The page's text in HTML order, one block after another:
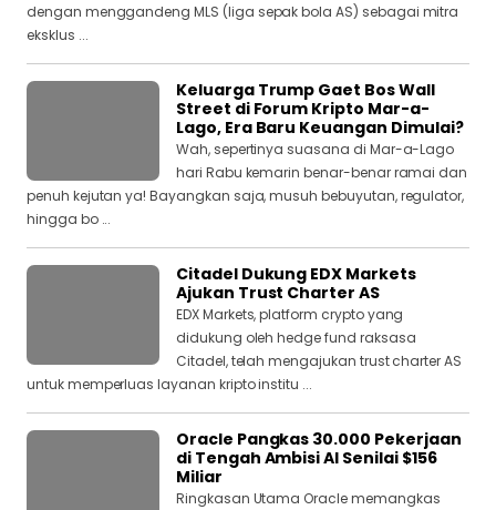
dengan menggandeng MLS (liga sepak bola AS) sebagai mitra
eksklus ...
Keluarga Trump Gaet Bos Wall
Street di Forum Kripto Mar-a-
Lago, Era Baru Keuangan Dimulai?
Wah, sepertinya suasana di Mar-a-Lago
hari Rabu kemarin benar-benar ramai dan
penuh kejutan ya! Bayangkan saja, musuh bebuyutan, regulator,
hingga bo ...
Citadel Dukung EDX Markets
Ajukan Trust Charter AS
EDX Markets, platform crypto yang
didukung oleh hedge fund raksasa
Citadel, telah mengajukan trust charter AS
untuk memperluas layanan kripto institu ...
Oracle Pangkas 30.000 Pekerjaan
di Tengah Ambisi AI Senilai $156
Miliar
Ringkasan Utama Oracle memangkas